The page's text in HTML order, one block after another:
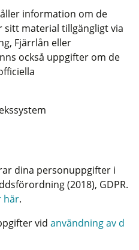
information om de
sitt material tillgängligt via
Fjärrlån eller
också uppgifter om de
dina personuppgifter i
(2018), GDPR.
här.
vid användning av d